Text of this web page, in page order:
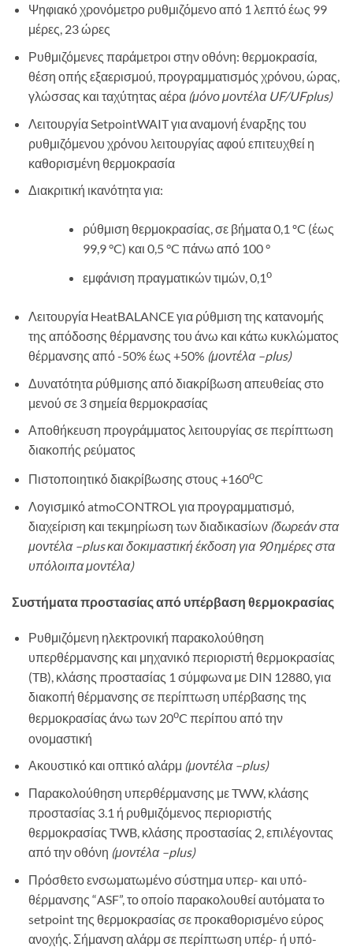
Ψηφιακό χρονόμετρο ρυθμιζόμενο από 1 λεπτό έως 99
μέρες, 23 ώρες
Ρυθμιζόμενες παράμετροι στην οθόνη: θερμοκρασία,
θέση οπής εξαερισμού, προγραμματισμός χρόνου, ώρας,
γλώσσας και ταχύτητας αέρα (μόνο μοντέλα UF/UFplus)
Λειτουργία SetpointWAIT για αναμονή έναρξης του
ρυθμιζόμενου χρόνου λειτουργίας αφού επιτευχθεί η
καθορισμένη θερμοκρασία
Διακριτική ικανότητα για:
ρύθμιση θερμοκρασίας, σε βήματα 0,1 ºC (έως
99,9 °C) και 0,5 °C πάνω από 100 °
εμφάνιση πραγματικών τιμών, 0,1ο
Λειτουργία HeatBALANCE για ρύθμιση της κατανομής
της απόδοσης θέρμανσης του άνω και κάτω κυκλώματος
θέρμανσης από -50% έως +50% (μοντέλα –plus)
Δυνατότητα ρύθμισης από διακρίβωση απευθείας στο
μενού σε 3 σημεία θερμοκρασίας
Αποθήκευση προγράμματος λειτουργίας σε περίπτωση
διακοπής ρεύματος
Πιστοποιητικό διακρίβωσης στους +160οC
Λογισμικό atmoCONTROL για προγραμματισμό,
διαχείριση και τεκμηρίωση των διαδικασίων (δωρεάν στα
μοντέλα –plusκαι δοκιμαστική έκδοση για 90 ημέρες στα
υπόλοιπα μοντέλα)
Συστήματα προστασίας από υπέρβαση θερμοκρασίας
Ρυθμιζόμενη ηλεκτρονική παρακολούθηση
υπερθέρμανσης και μηχανικό περιοριστή θερμοκρασίας
(TB), κλάσης προστασίας 1 σύμφωνα με DIN 12880, για
διακοπή θέρμανσης σε περίπτωση υπέρβασης της
θερμοκρασίας άνω των 20οC περίπου από την
ονομαστική
Ακουστικό και οπτικό αλάρμ (μοντέλα –plus)
Παρακολούθηση υπερθέρμανσης με TWW, κλάσης
προστασίας 3.1 ή ρυθμιζόμενος περιοριστής
θερμοκρασίας TWB, κλάσης προστασίας 2, επιλέγοντας
από την οθόνη (μοντέλα –plus)
Πρόσθετο ενσωματωμένο σύστημα υπερ- και υπό-
θέρμανσης “ASF”, το οποίο παρακολουθεί αυτόματα τo
setpoint της θερμοκρασίας σε προκαθορισμένο εύρος
ανοχής. Σήμανση αλάρμ σε περίπτωση υπέρ- ή υπό-